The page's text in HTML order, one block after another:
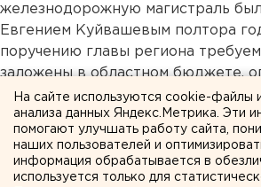
железнодорожную магистраль
Евгением Куйвашевым полтора
поручению главы региона
заложены в областном бюджете,
организованы необходимые
Фото: gubernator96.ru
Общество
На сайте используются cookie-файлы
анализа данных Яндекс.Метрика. Эти
помогают улучшать работу сайта,
наших пользователей и
информация обрабатывается в
используется только для